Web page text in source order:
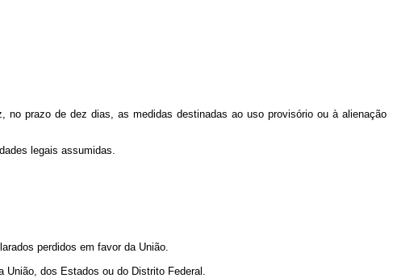
prazo de dez dias, as medidas destinadas ao uso provisório ou à alienação
legais assumidas.
perdidos em favor da União.
União, dos Estados ou do Distrito Federal.